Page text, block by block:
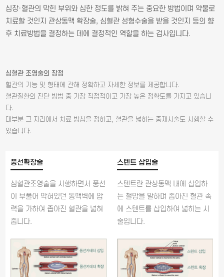
심장·혈관의 막힌 부위와 심한 정도를 밝혀 주는 중요한 방법이며 약물로
치료할 것인지 관상동맥 확장술, 심혈관 성형수술을 받을 것인지 등의 향
후 치료방법을 결정하는 데에 결정적인 역할을 하는 검사입니다.
심혈관 조영술의 장점
혈관의 기능 및 형태에 관해 정확하고 자세한 정보를 제공합니다.
혈관질환의 진단 방법 중 가장 직접적이고 가장 높은 정확도를 가지고 있습니
다.
대부분 그 자리에서 치료 방침을 정하고, 혈관을 넓히는 중재시술도 시행할 수
있습니다.
풍선확장술
심혈관조영술을 시행하면서 풍선
이 부풀어 막혀있던 동맥벽에 압
력을 가하여 좁아진 혈관을 넓혀
줍니다.
스텐트 삽입술
스텐트란 관상동맥 내에 삽입하
는 철망을 말하며 좁아진 혈관 속
에 스텐트를 삽입하여 넓히는 시
술입니다.